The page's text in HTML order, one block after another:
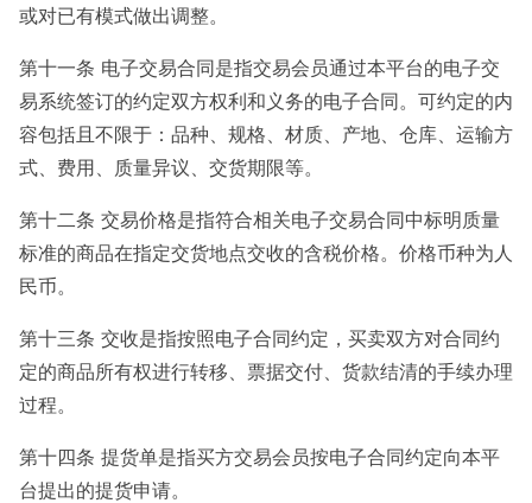
或对已有模式做出调整。
第十一条 电子交易合同是指交易会员通过本平台的电子交
易系统签订的约定双方权利和义务的电子合同。可约定的内
容包括且不限于：品种、规格、材质、产地、仓库、运输方
式、费用、质量异议、交货期限等。
第十二条 交易价格是指符合相关电子交易合同中标明质量
标准的商品在指定交货地点交收的含税价格。价格币种为人
民币。
第十三条 交收是指按照电子合同约定，买卖双方对合同约
定的商品所有权进行转移、票据交付、货款结清的手续办理
过程。
第十四条 提货单是指买方交易会员按电子合同约定向本平
台提出的提货申请。